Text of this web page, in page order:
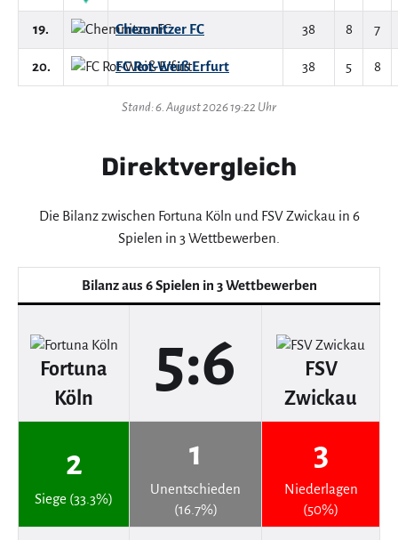
19. Chemnitzer FC 38 8 7
20. FC Rot-Weiß Erfurt 38 5 8
Stand: 6. August 2026 19:22 Uhr
Direktvergleich
Die Bilanz zwischen Fortuna Köln und FSV Zwickau in 6
Spielen in 3 Wettbewerben.
Bilanz aus 6 Spielen in 3 Wettbewerben
Fortuna
Köln
5:6
FSV
Zwickau
2
Siege (33.3%)
1
Unentschieden
(16.7%)
3
Niederlagen
(50%)